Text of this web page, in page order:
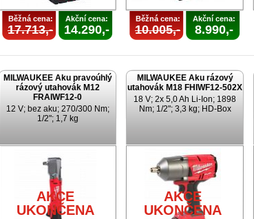
Běžná cena:
17.713,-
Akční cena:
14.290,-
Běžná cena:
10.005,-
Akční cena:
8.990,-
MILWAUKEE Aku pravoúhlý
rázový utahovák M12
FRAIWF12-0
12 V; bez aku; 270/300 Nm;
1/2"; 1,7 kg
AKCE
UKONČENA
MILWAUKEE Aku rázový
utahovák M18 FHIWF12-502X
18 V; 2x 5,0 Ah Li-Ion; 1898
Nm; 1/2"; 3,3 kg; HD-Box
AKCE
UKONČENA